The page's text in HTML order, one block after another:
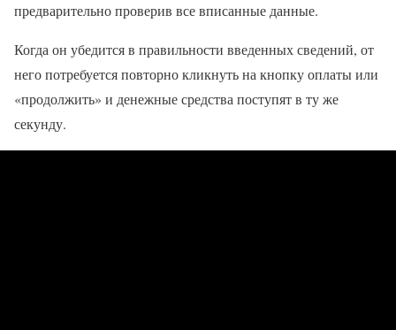
предварительно проверив все вписанные данные.
Когда он убедится в правильности введенных сведений, от
него потребуется повторно кликнуть на кнопку оплаты или
«продолжить» и денежные средства поступят в ту же
секунду.